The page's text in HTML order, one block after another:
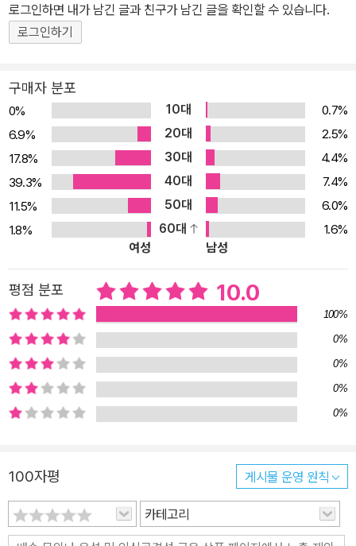
로그인하면 내가 남긴 글과 친구가 남긴 글을 확인할 수 있습니다.
로그인하기
구매자 분포
0% 10대
0.7%
6.9%
20대
2.5%
17.8%
30대
4.4%
39.3%
40대
7.4%
11.5%
50대
6.0%
1.8%
60대
1.6%
여성
남성
평점 분포 10.0
100%
0%
0%
0%
0%
100자평 게시물 운영 원칙
카테고리